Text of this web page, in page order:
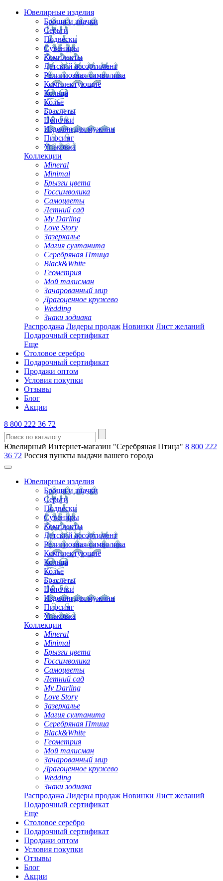
Ювелирные изделия
Броши и значки
Серьги
Подвески
Сувениры
Комплекты
Детский ассортимент
Религиозная символика
Комплектующие
Кольца
Колье
Браслеты
Цепочки
Изделия для мужчин
Пирсинг
Упаковка
Коллекции
Mineral
Minimal
Брызги цвета
Госсимволика
Самоцветы
Летний сад
My Darling
Love Story
Зазеркалье
Магия султанита
Серебряная Птица
Black&White
Геометрия
Мой талисман
Зачарованный мир
Драгоценное кружево
Wedding
Знаки зодиака
Распродажа Лидеры продаж Новинки Лист желаний
Подарочный сертификат
Еще
Столовое серебро
Подарочный сертификат
Продажи оптом
Условия покупки
Отзывы
Блог
Акции
8 800 222 36 72
Ювелирный Интернет-магазин "Серебряная Птица" 8 800 222
36 72 Россия пункты выдачи вашего города
Ювелирные изделия
Броши и значки
Серьги
Подвески
Сувениры
Комплекты
Детский ассортимент
Религиозная символика
Комплектующие
Кольца
Колье
Браслеты
Цепочки
Изделия для мужчин
Пирсинг
Упаковка
Коллекции
Mineral
Minimal
Брызги цвета
Госсимволика
Самоцветы
Летний сад
My Darling
Love Story
Зазеркалье
Магия султанита
Серебряная Птица
Black&White
Геометрия
Мой талисман
Зачарованный мир
Драгоценное кружево
Wedding
Знаки зодиака
Распродажа Лидеры продаж Новинки Лист желаний
Подарочный сертификат
Еще
Столовое серебро
Подарочный сертификат
Продажи оптом
Условия покупки
Отзывы
Блог
Акции